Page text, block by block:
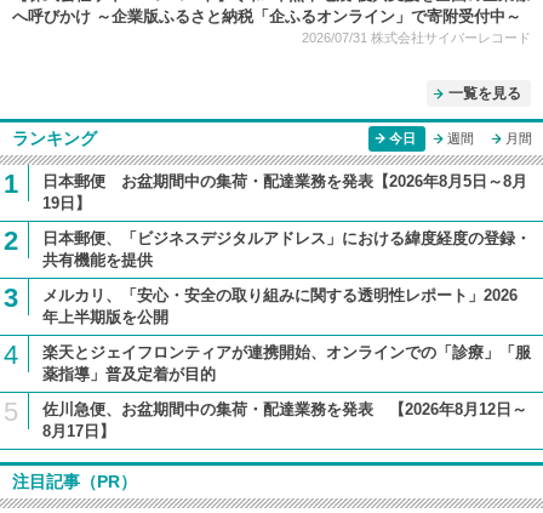
へ呼びかけ ～企業版ふるさと納税「企ふるオンライン」で寄附受付中～
2026/07/31 株式会社サイバーレコード
一覧を見る
ランキング 今日 週間 月間
1
日本郵便 お盆期間中の集荷・配達業務を発表【2026年8月5日～8月
19日】
2
日本郵便、「ビジネスデジタルアドレス」における緯度経度の登録・
共有機能を提供
3
メルカリ、「安心・安全の取り組みに関する透明性レポート」2026
年上半期版を公開
4
楽天とジェイフロンティアが連携開始、オンラインでの「診療」「服
薬指導」普及定着が目的
5
佐川急便、お盆期間中の集荷・配達業務を発表 【2026年8月12日～
8月17日】
注目記事（PR）